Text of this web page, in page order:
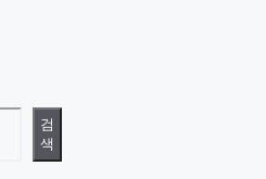
검
색